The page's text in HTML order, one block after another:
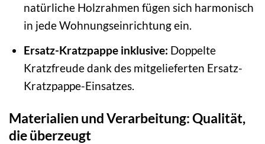
natürliche Holzrahmen fügen sich harmonisch
in jede Wohnungseinrichtung ein.
Ersatz-Kratzpappe inklusive: Doppelte
Kratzfreude dank des mitgelieferten Ersatz-
Kratzpappe-Einsatzes.
Materialien und Verarbeitung: Qualität,
die überzeugt